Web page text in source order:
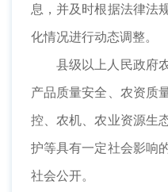
息，并及时根据法律法
化情况进行动态调整。
县级以上人民政府
产品质量安全、农资质
控、农机、农业资源生
护等具有一定社会影响
社会公开。